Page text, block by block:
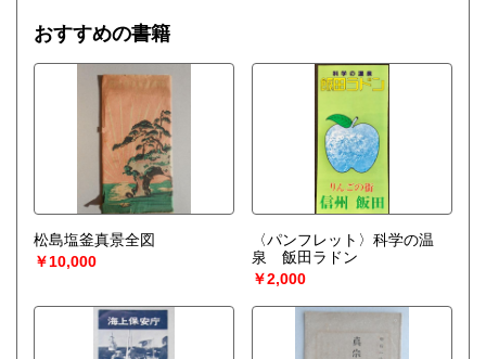
おすすめの書籍
松島塩釜真景全図
￥10,000
〈パンフレット〉科学の温
泉 飯田ラドン
￥2,000